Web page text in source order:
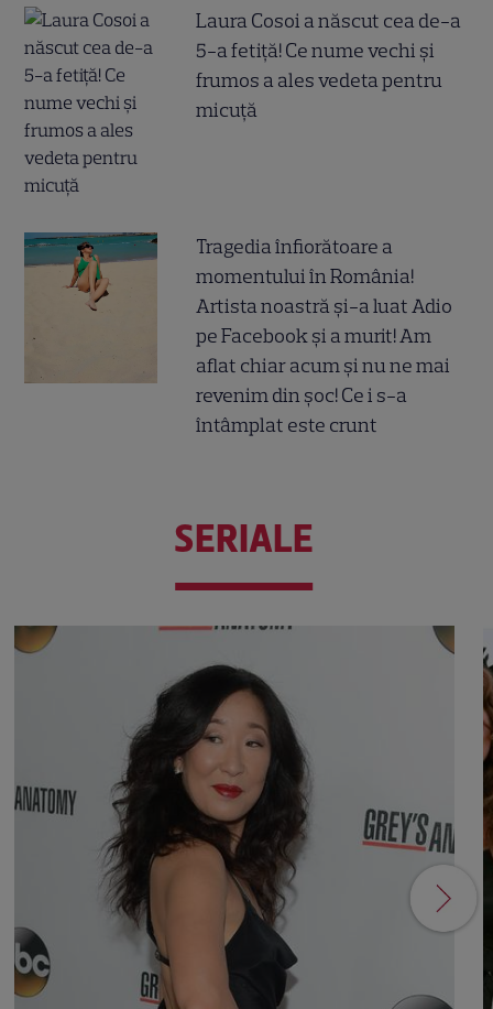
Laura Cosoi a născut cea de-a
5-a fetiță! Ce nume vechi și
frumos a ales vedeta pentru
micuță
Tragedia înfiorătoare a
momentului în România!
Artista noastră și-a luat Adio
pe Facebook și a murit! Am
aflat chiar acum și nu ne mai
revenim din șoc! Ce i s-a
întâmplat este crunt
SERIALE